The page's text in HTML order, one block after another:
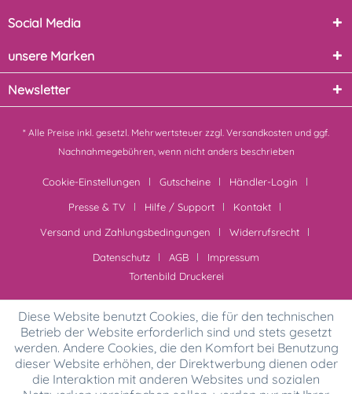
Social Media
unsere Marken
Newsletter
* Alle Preise inkl. gesetzl. Mehrwertsteuer zzgl. Versandkosten und ggf.
Nachnahmegebühren, wenn nicht anders beschrieben
Cookie-Einstellungen Gutscheine
Händler-Login
Presse & TV
Hilfe / Support
Kontakt
Versand und Zahlungsbedingungen
Widerrufsrecht
Datenschutz
AGB
Impressum
Tortenbild Druckerei
Diese Website benutzt Cookies, die für den technischen
Betrieb der Website erforderlich sind und stets gesetzt
werden. Andere Cookies, die den Komfort bei Benutzung
dieser Website erhöhen, der Direktwerbung dienen oder
die Interaktion mit anderen Websites und sozialen